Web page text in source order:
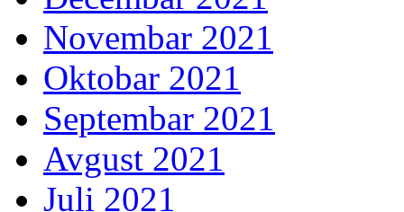
Novembar 2021
Oktobar 2021
Septembar 2021
Avgust 2021
Juli 2021